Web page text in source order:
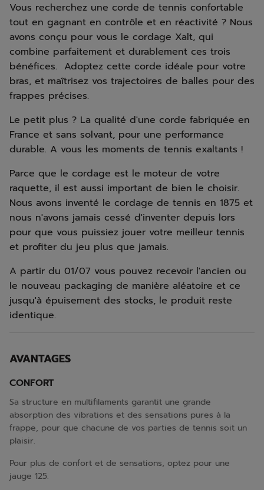
Vous recherchez une corde de tennis confortable
tout en gagnant en contrôle et en réactivité ? Nous
avons conçu pour vous le cordage Xalt, qui
combine parfaitement et durablement ces trois
bénéfices. Adoptez cette corde idéale pour votre
bras, et maîtrisez vos trajectoires de balles pour des
frappes précises.
Le petit plus ? La qualité d'une corde fabriquée en
France et sans solvant, pour une performance
durable. A vous les moments de tennis exaltants !
Parce que le cordage est le moteur de votre
raquette, il est aussi important de bien le choisir.
Nous avons inventé le cordage de tennis en 1875 et
nous n'avons jamais cessé d'inventer depuis lors
pour que vous puissiez jouer votre meilleur tennis
et profiter du jeu plus que jamais.
A partir du 01/07 vous pouvez recevoir l'ancien ou
le nouveau packaging de manière aléatoire et ce
jusqu'à épuisement des stocks, le produit reste
identique.
AVANTAGES
CONFORT
Sa structure en multifilaments garantit une grande
absorption des vibrations et des sensations pures à la
frappe, pour que chacune de vos parties de tennis soit un
plaisir.
Pour plus de confort et de sensations, optez pour une
jauge 125.